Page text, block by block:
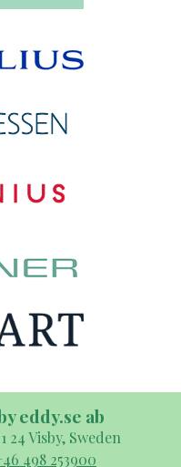
eddy.se ab
24 Visby, Sweden
498 253900